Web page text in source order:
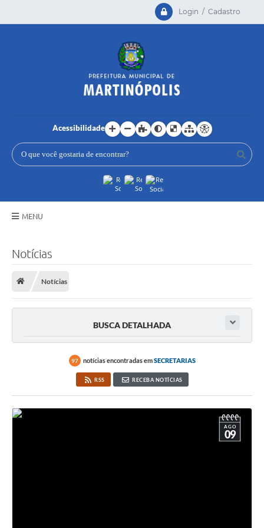
Login / Cadastro
Acessibilidade
MENU
Notícias
Notícias
BUSCA DETALHADA
97 notícias encontradas emSECRETARIAS
RSS RECEBA NOTÍCIAS
AGO
09